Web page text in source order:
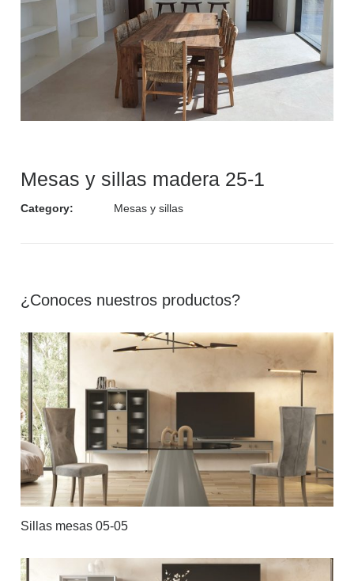
Mesas y sillas madera 25-1
Category: Mesas y sillas
¿Conoces nuestros productos?
Sillas mesas 05-05